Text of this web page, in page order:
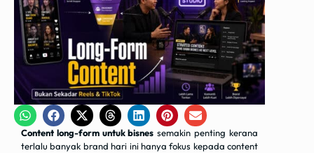
Content long-form untuk bisnes semakin penting kerana
terlalu banyak brand hari ini hanya fokus kepada content